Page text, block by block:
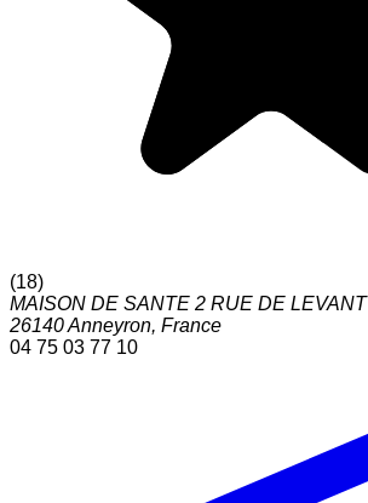
(18)
MAISON DE SANTE 2 RUE DE LEVANT
26140Anneyron, France
04 75 03 77 10